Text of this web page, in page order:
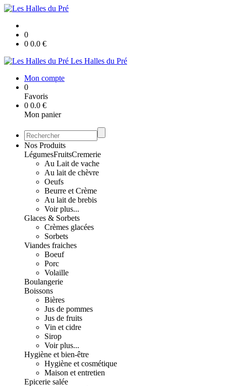
0
0 0.0 €
Les Halles du Pré
Mon compte
0
Favoris
0 0.0 €
Mon panier
Nos Produits
LégumesFruitsCremerie
Au Lait de vache
Au lait de chèvre
Oeufs
Beurre et Crème
Au lait de brebis
Voir plus...
Glaces & Sorbets
Crèmes glacées
Sorbets
Viandes fraiches
Boeuf
Porc
Volaille
Boulangerie
Boissons
Bières
Jus de pommes
Jus de fruits
Vin et cidre
Sirop
Voir plus...
Hygiène et bien-être
Hygiène et cosmétique
Maison et entretien
Epicerie salée